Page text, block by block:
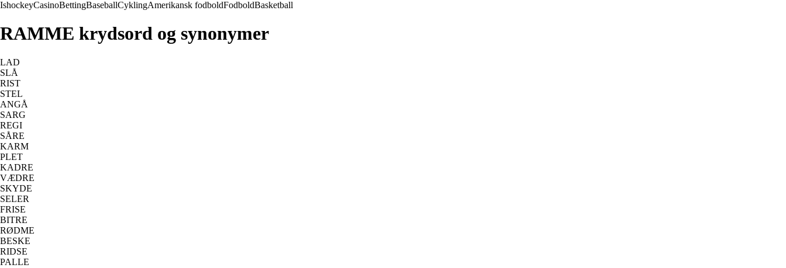
IshockeyCasinoBettingBaseballCyklingAmerikansk fodboldFodboldBasketball
RAMME krydsord og synonymer
LAD
SLÅ
RIST
STEL
ANGÅ
SARG
REGI
SÅRE
KARM
PLET
KADRE
VÆDRE
SKYDE
SELER
FRISE
BITRE
RØDME
BESKE
RIDSE
PALLE